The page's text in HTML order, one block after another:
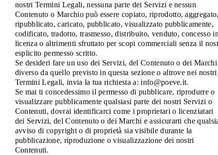
nostri Termini Legali, nessuna parte dei Servizi e nessun
Contenuto o Marchio può essere copiato, riprodotto,
ripubblicato, caricato, pubblicato, visualizzato pubblicamente,
codificato, tradotto, trasmesso, distribuito, venduto, concesso
licenza o altrimenti sfruttato per scopi commerciali senza il
esplicito permesso scritto.
Se desideri fare un uso dei Servizi, del Contenuto o dei Marchi
diverso da quello previsto in questa sezione o altrove nei nostri
Termini Legali, invia la tua richiesta a: info@poeve.it.
Se mai ti concedessimo il permesso di pubblicare, riprodurre o
visualizzare pubblicamente qualsiasi parte dei nostri Servizi o
Contenuti, dovrai identificarci come i proprietari o licenziatari
dei Servizi, del Contenuto o dei Marchi e assicurarti che
avviso di copyright o di proprietà sia visibile durante la
pubblicazione, riproduzione o visualizzazione dei nostri
Contenuti.